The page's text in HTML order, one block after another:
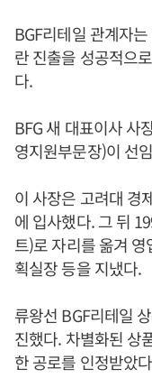
BGF리테일 관계자
란 진출을 성공적으
다.
BFG 새 대표이사 사
영지원부문장)이 선
이 사장은 고려대 경
에 입사했다. 그 뒤
트)로 자리를 옮겨
획실장 등을 지냈다.
류왕선 BGF리테일
진했다. 차별화된 상
한 공로를 인정받았